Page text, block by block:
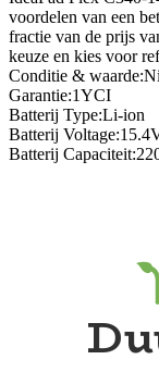
voordelen van een
fractie van de prijs
keuze en kies voor
Conditie &
Garantie:1YCI
Batterij Type:Li-ion
Batterij
Batterij